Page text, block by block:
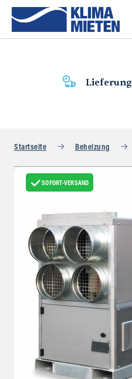
Lieferung
Startseite Beheizung
SOFORT-VERSAND